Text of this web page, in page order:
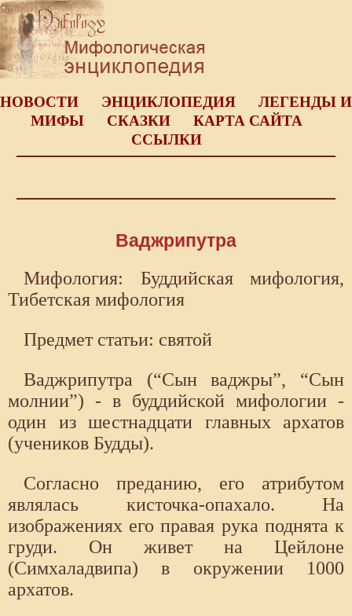
НОВОСТИ ЭНЦИКЛОПЕДИЯ
ЛЕГЕНДЫ И
МИФЫ
СКАЗКИ
КАРТА САЙТА
ССЫЛКИ
Ваджрипутра
Мифология: Буддийская мифология,
Тибетская мифология
Предмет статьи: святой
Ваджрипутра (“Сын ваджры”, “Сын
молнии”) - в буддийской мифологии -
один из шестнадцати главных архатов
(учеников Будды).
Согласно преданию, его атрибутом
являлась кисточка-опахало. На
изображениях его правая рука поднята к
груди. Он живет на Цейлоне
(Симхаладвипа) в окружении 1000
архатов.